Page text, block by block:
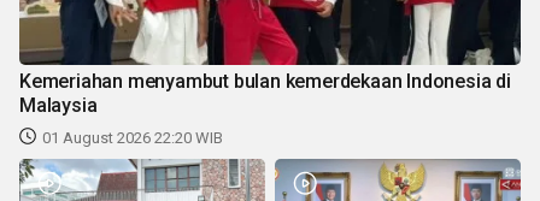
Kemeriahan menyambut bulan kemerdekaan Indonesia di
Malaysia
01 August 2026 22:20 WIB